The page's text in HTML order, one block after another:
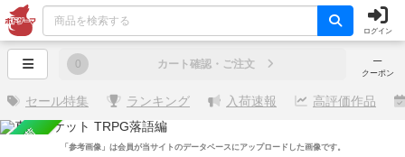
ログイン
─
クーポン
0 カート確認・ご注文
セール特集 ランキング 入荷速報 高評価作品
再入荷 「参考画像」は会員が当サイトのデータベースにアップロードした画像です。